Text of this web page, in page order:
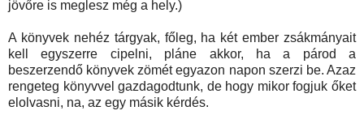
jövőre is meglesz még a hely.)
A könyvek nehéz tárgyak, főleg, ha két ember zsákmányait
kell egyszerre cipelni, pláne akkor, ha a párod a
beszerzendő könyvek zömét egyazon napon szerzi be. Azaz
rengeteg könyvvel gazdagodtunk, de hogy mikor fogjuk őket
elolvasni, na, az egy másik kérdés.